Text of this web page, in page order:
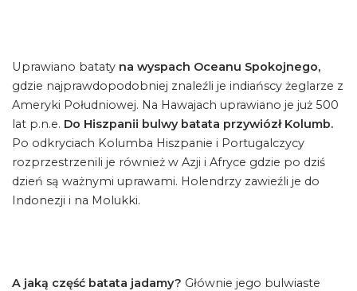
Uprawiano bataty na wyspach Oceanu Spokojnego,
gdzie najprawdopodobniej znaleźli je indiańscy żeglarze z
Ameryki Południowej. Na Hawajach uprawiano je już 500
lat p.n.e. Do Hiszpanii bulwy batata przywiózł Kolumb.
Po odkryciach Kolumba Hiszpanie i Portugalczycy
rozprzestrzenili je również w Azji i Afryce gdzie po dziś
dzień są ważnymi uprawami. Holendrzy zawieźli je do
Indonezji i na Molukki.
A jaką część batata jadamy? Głównie jego bulwiaste